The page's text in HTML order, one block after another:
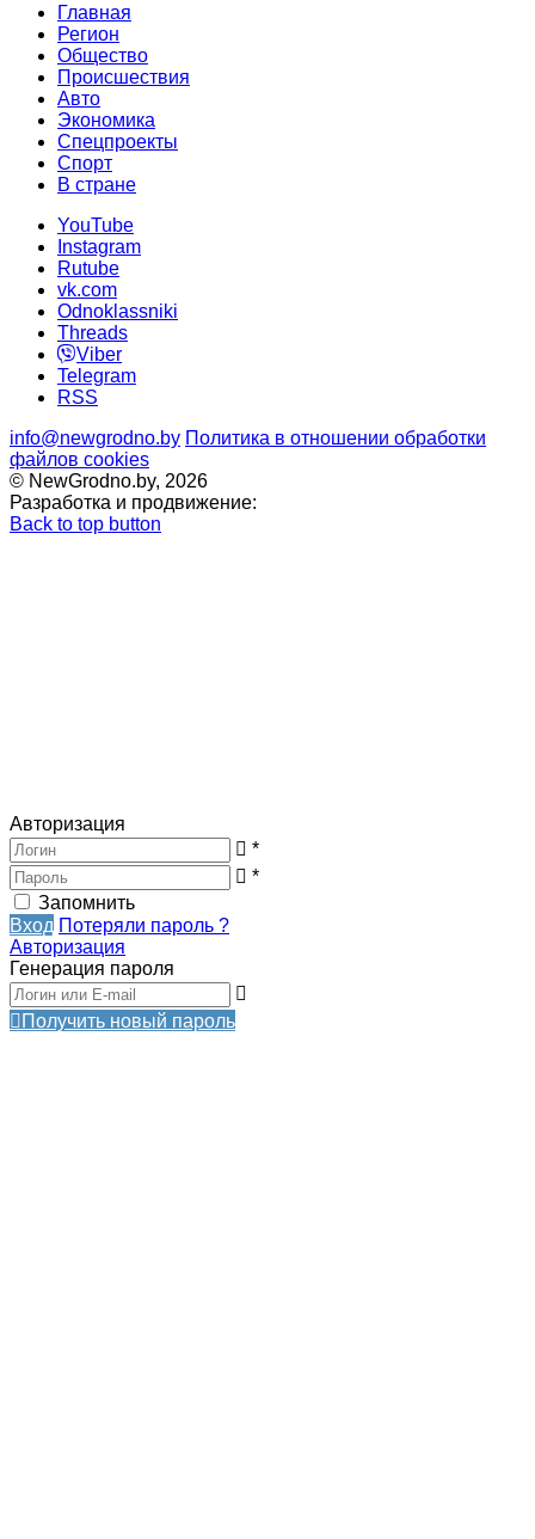
Главная
Регион
Общество
Происшествия
Авто
Экономика
Спецпроекты
Cпорт
В стране
YouTube
Instagram
Rutube
vk.com
Odnoklassniki
Threads
Viber
Telegram
RSS
info@newgrodno.by Политика в отношении обработки
файлов cookies
© NewGrodno.by, 2026
Разработка и продвижение:
Back to top button
Авторизация
*
*
Запомнить
Вход Потеряли пароль ?
Авторизация
Генерация пароля
Получить новый пароль